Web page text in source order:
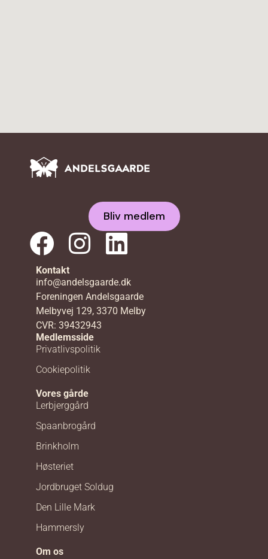
Bliv medlem
Kontakt
info@andelsgaarde.dk
Foreningen Andelsgaarde
Melbyvej 129, 3370 Melby
CVR: 39432943
Medlemsside
Privatlivspolitik
Cookiepolitik
Vores gårde
Lerbjerggård
Spaanbrogård
Brinkholm
Høsteriet
Jordbruget Soldug
Den Lille Mark
Hammersly
Om os